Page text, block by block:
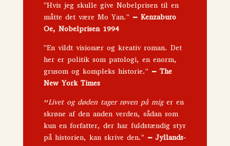
"Hvis jeg skulle give Nobelprisen til en
måtte det være Mo Yan." – Kenzaburo
Oe, Nobelprisen 1994
"En vildt visionær og kreativ roman. Det
her er politik som patologi, en enorm,
grusom og kompleks historie." – The
New York Times
”Livet og døden tager røven på mig er en
skrøne af den anden verden, sådan som
kun en forfatter, der har fuldstændig styr
på historien, kan skrive den." – Jyllands-